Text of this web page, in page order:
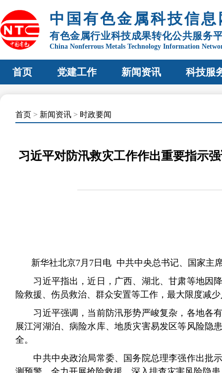
中国有色金属科技信息
有色金属行业科技成果转化公共服务
China Nonferrous Metals Technology Information
首页 党建工作 新闻资讯 科技服
首页 > 新闻资讯 > 时政要闻
习近平对防汛救灾工作作出重要指示
新华社北京7月7日电 中共中央总书记、国家主
习近平指出，近日，广西、湖北、甘肃等地因降
险救援、伤员救治、群众安置等工作，最大限度减
习近平强调，当前防汛形势严峻复杂，各地各有
展江河湖泊、病险水库、地质灾害易发区等风险隐
全。
中共中央政治局常委、国务院总理李强作出批示